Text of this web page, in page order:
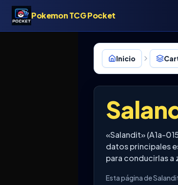
Pokemon TCG Pocket
Inicio
«Salandit» (A1a-
datos principales
para conducirlas a
Esta página de